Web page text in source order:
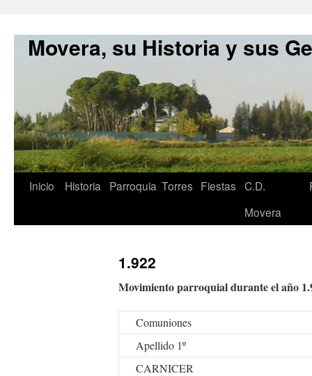
Movera, su Historia y sus
Inicio Historia Parroquia Torres Fiestas C.D.
Movera
1.922
Movimiento parroquial durante el año
Comuniones
Apellido 1º
CARNICER